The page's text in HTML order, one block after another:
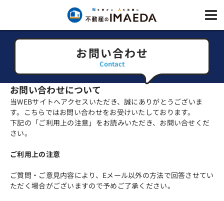
お問い合わせ
Contact
お問い合わせについて
当WEBサイトへアクセスいただき、誠にありがとうございま
す。こちらではお問い合わせをお受けいたしております。
下記の「ご利用上の注意」をお読みいただき、お問い合せくだ
さい。
ご利用上の注意
ご質問・ご意見内容により、Eメール以外の方法で回答させてい
ただく場合がございますので予めご了承ください。